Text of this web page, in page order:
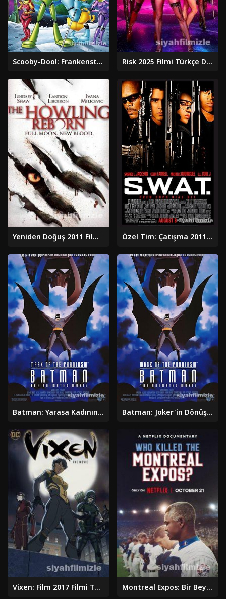
Scooby-Doo!: Frankenstein'ın Laneti 2014 Filmi Full izle Risk 2025 Filmi Türkçe Dublaj Altyazılı Full izle
Yeniden Doğuş 2011 Filmi Türkçe Dublaj Altyazılı Full izle Özel Tim: Çatışma 2011 Filmi Türkçe Dublaj Altyazılı izle
Batman: Yarasa Kadının Gizemi 2003 Türkçe Dublaj Full izle Batman: Joker'in Dönüşü 2000 Filmi Türkçe Dublaj Full izle
Vixen: Film 2017 Filmi Türkçe Dublaj Altyazılı Full izle Montreal Expos: Bir Beyzbol Takımının Sonu 2025 Filmi izle